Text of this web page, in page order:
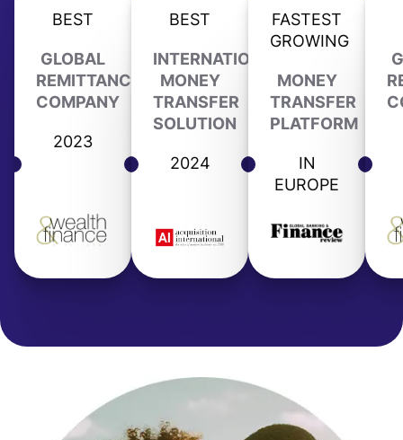
BEST
GLOBAL
REMITTANCE
COMPANY
2023
BEST
INTERNATIONAL
MONEY
TRANSFER
SOLUTION
2024
FASTEST
GROWING
MONEY
TRANSFER
PLATFORM
IN
EUROPE